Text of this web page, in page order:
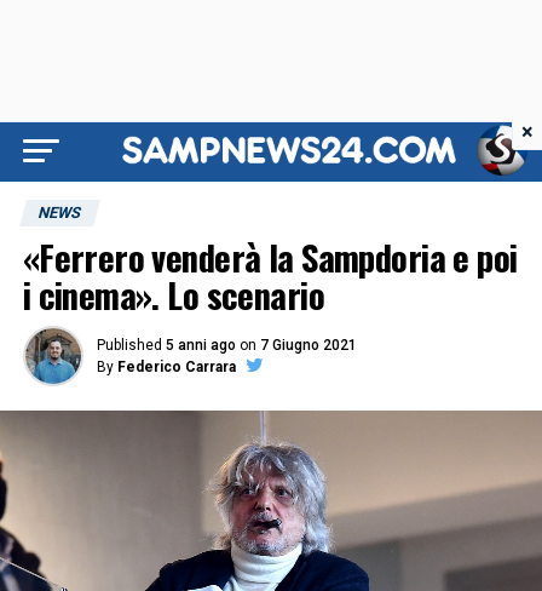
NEWS
«Ferrero venderà la Sampdoria e poi
i cinema». Lo scenario
Published 5 anni ago on 7 Giugno 2021
By Federico Carrara
×